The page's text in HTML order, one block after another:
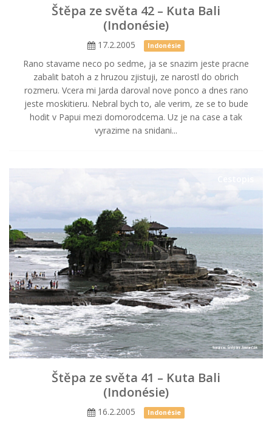
Štěpa ze světa 42 – Kuta Bali
(Indonésie)
17.2.2005 Indonésie
Rano stavame neco po sedme, ja se snazim jeste pracne
zabalit batoh a z hruzou zjistuji, ze narostl do obrich
rozmeru. Vcera mi Jarda daroval nove ponco a dnes rano
jeste moskitieru. Nebral bych to, ale verim, ze se to bude
hodit v Papui mezi domorodcema. Uz je na case a tak
vyrazime na snidani...
Štěpa ze světa 41 – Kuta Bali
(Indonésie)
16.2.2005 Indonésie